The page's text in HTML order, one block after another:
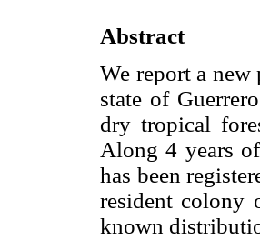
Abstract
We report a
state of
dry tropical
Along 4 years
has been
resident colony
known